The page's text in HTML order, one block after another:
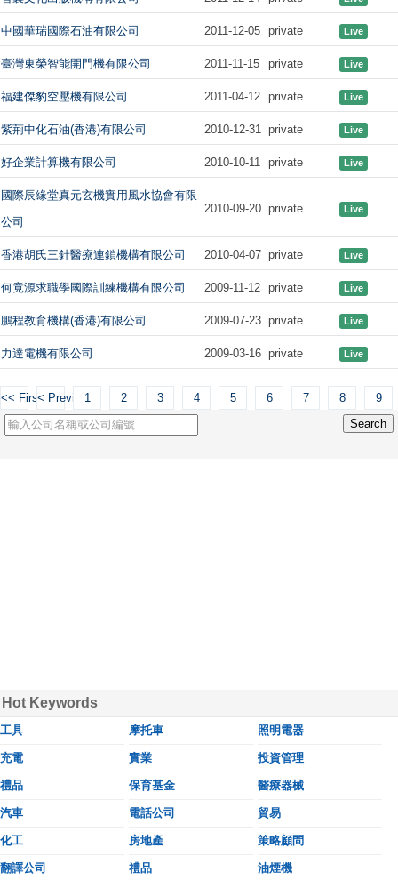
中國華瑞國際石油有限公司 2011-12-05 private Live
臺灣東榮智能開門機有限公司 2011-11-15 private Live
福建傑豹空壓機有限公司 2011-04-12 private Live
紫荊中化石油(香港)有限公司 2010-12-31 private Live
好企業計算機有限公司 2010-10-11 private Live
國際辰緣堂真元玄機實用風水協會有限
公司
2010-09-20 private Live
香港胡氏三針醫療連鎖機構有限公司 2010-04-07 private Live
何竟源求職學國際訓練機構有限公司 2009-11-12 private Live
鵬程教育機構(香港)有限公司 2009-07-23 private Live
力達電機有限公司 2009-03-16 private Live
<< First< Previous1 2 3 4 5 6 7 8 9
Hot Keywords
工具 摩托車 照明電器
充電 實業 投資管理
禮品 保育基金 醫療器械
汽車 電話公司 貿易
化工 房地產 策略顧問
翻譯公司 禮品 油煙機